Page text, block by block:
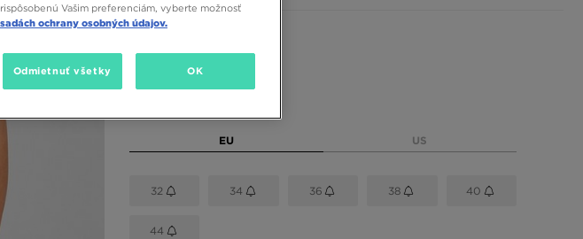
EU US
32 34 36 38 40
44
Vašim preferenciám, vyberte možnosť
ochrany osobných údajov.
Odmietnuť všetky OK